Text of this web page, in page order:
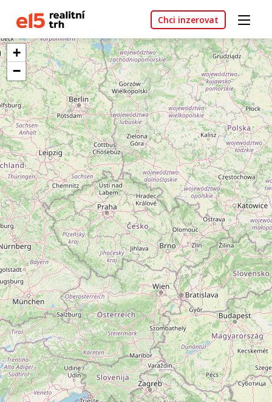
Chci inzerovat
+
−